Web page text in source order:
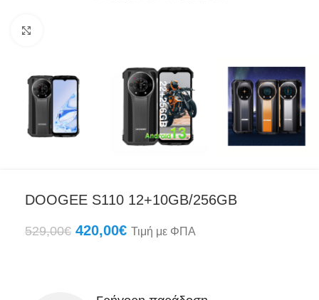
DOOGEE S110 12+10GB/256GB
529,00€ 420,00€ Τιμή με ΦΠΑ